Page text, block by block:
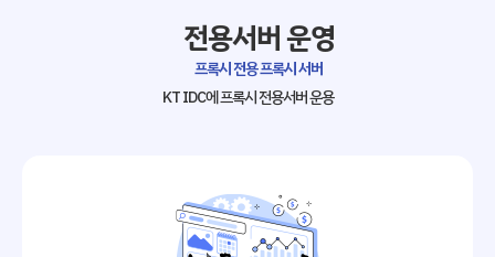
전용서버 운영
프록시 전용 프록시 서버
KT IDC에 프록시 전용서버 운용